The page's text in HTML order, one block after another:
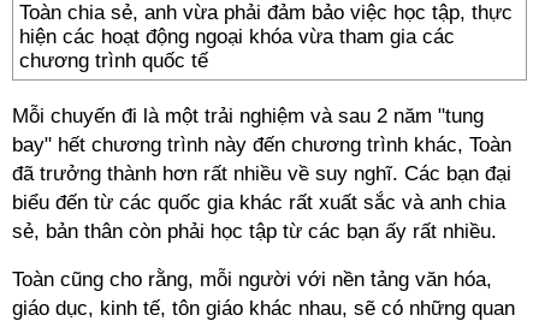
Toàn chia sẻ, anh vừa phải đảm bảo việc học tập, thực
hiện các hoạt động ngoại khóa vừa tham gia các
chương trình quốc tế
Mỗi chuyến đi là một trải nghiệm và sau 2 năm "tung
bay" hết chương trình này đến chương trình khác, Toàn
đã trưởng thành hơn rất nhiều về suy nghĩ. Các bạn đại
biểu đến từ các quốc gia khác rất xuất sắc và anh chia
sẻ, bản thân còn phải học tập từ các bạn ấy rất nhiều.
Toàn cũng cho rằng, mỗi người với nền tảng văn hóa,
giáo dục, kinh tế, tôn giáo khác nhau, sẽ có những quan